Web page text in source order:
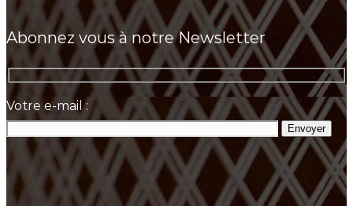
Abonnez vous à notre Newsletter
Votre e-mail :